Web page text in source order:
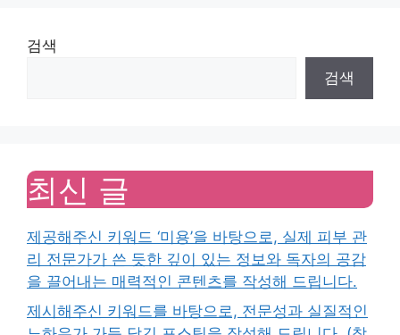
검색
검색
최신 글
제공해주신 키워드 ‘미용’을 바탕으로, 실제 피부 관
리 전문가가 쓴 듯한 깊이 있는 정보와 독자의 공감
을 끌어내는 매력적인 콘텐츠를 작성해 드립니다.
제시해주신 키워드를 바탕으로, 전문성과 실질적인